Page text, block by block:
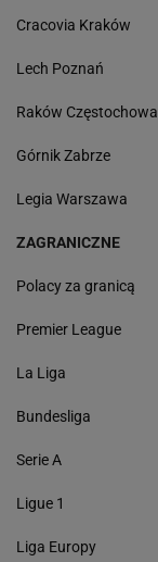
Cracovia Kraków
Lech Poznań
Raków Częstochowa
Górnik Zabrze
Legia Warszawa
ZAGRANICZNE
Polacy za granicą
Premier League
La Liga
Bundesliga
Serie A
Ligue 1
Liga Europy